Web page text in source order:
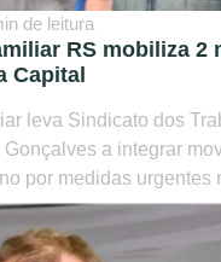
de leitura
RS mobiliza 2
Capital
leva Sindicato dos
Gonçalves a integrar
por medidas urgentes